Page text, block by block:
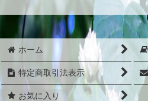
在庫あり
並び順
絞り込む
ホーム
特定商取引法表示
お気に入り